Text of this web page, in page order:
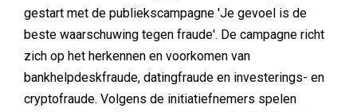
gestart met de publiekscampagne 'Je gevoel is de
beste waarschuwing tegen fraude'. De campagne richt
zich op het herkennen en voorkomen van
bankhelpdeskfraude, datingfraude en investerings- en
cryptofraude. Volgens de initiatiefnemers spelen